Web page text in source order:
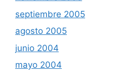
septiembre 2005
agosto 2005
junio 2004
mayo 2004